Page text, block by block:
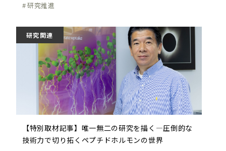
研究推進
研究関連
【特別取材記事】唯一無二の研究を描く―圧倒的な
技術力で切り拓くペプチドホルモンの世界